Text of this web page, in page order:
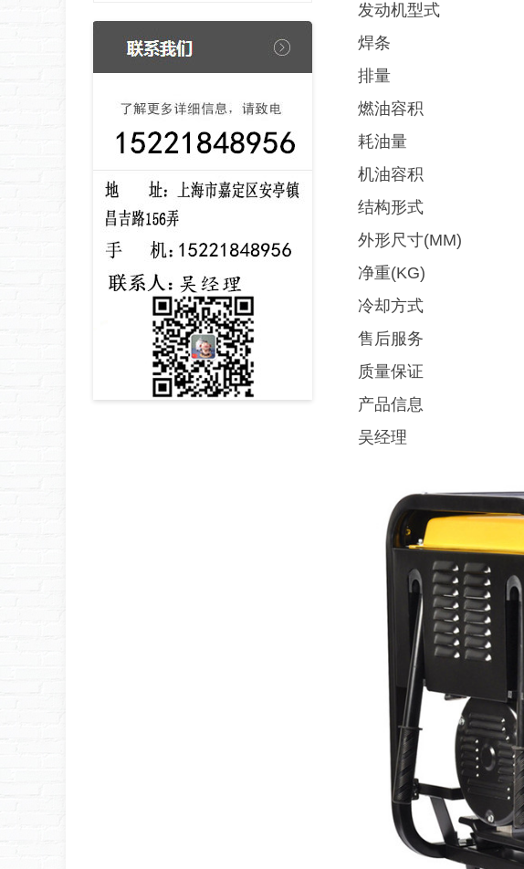
发动机型式
焊条
排量
燃油容积
耗油量
机油容积
结构形式
外形尺寸(MM)
净重(KG)
冷却方式
售后服务
质量保证
产品信息
吴经理